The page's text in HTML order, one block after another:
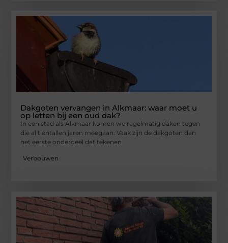
Dakgoten vervangen in Alkmaar: waar moet u
op letten bij een oud dak?
In een stad als Alkmaar komen we regelmatig daken tegen
die al tientallen jaren meegaan. Vaak zijn de dakgoten dan
het eerste onderdeel dat tekenen
Verbouwen